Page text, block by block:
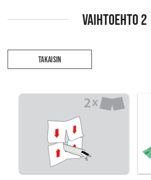
VAIHTOEHTO 2
TAKAISIN